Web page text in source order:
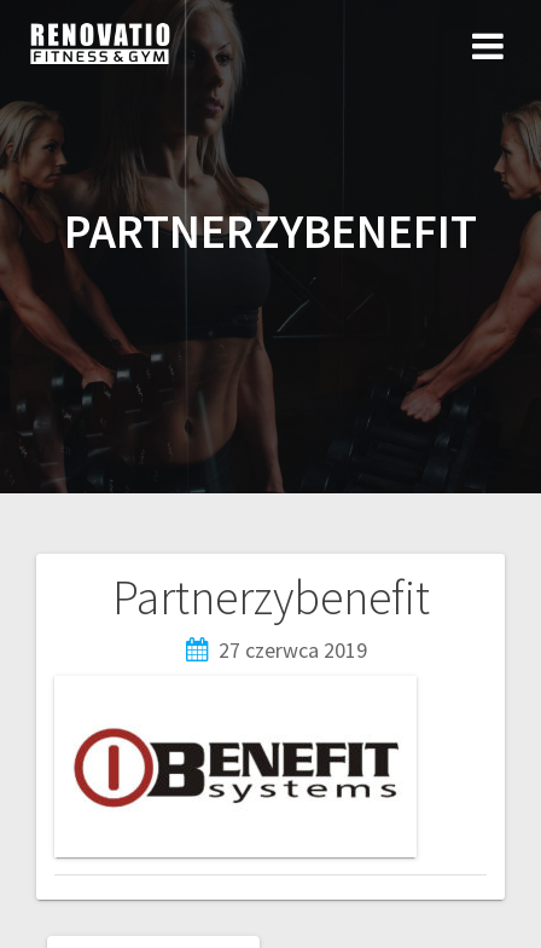
PARTNERZYBENEFIT
Partnerzybenefit
27 czerwca 2019